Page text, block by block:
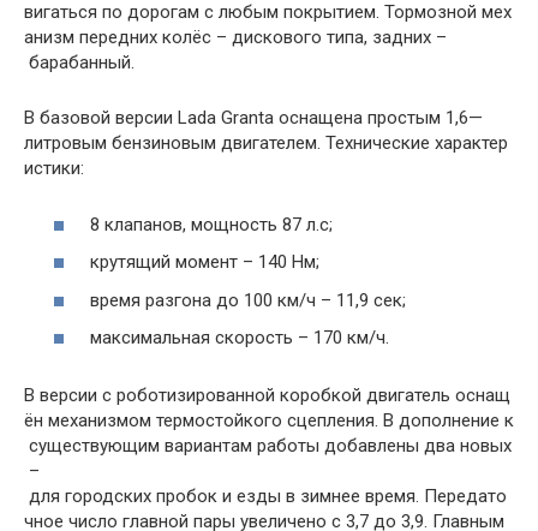
вигаться по дорогам с любым покрытием. Тормозной мех
анизм передних колёс – дискового типа, задних –
барабанный.
В базовой версии Lada Granta оснащена простым 1,6—
литровым бензиновым двигателем. Технические характер
истики:
8 клапанов, мощность 87 л.с;
крутящий момент – 140 Нм;
время разгона до 100 км/ч – 11,9 сек;
максимальная скорость – 170 км/ч.
В версии с роботизированной коробкой двигатель оснащ
ён механизмом термостойкого сцепления. В дополнение к
существующим вариантам работы добавлены два новых
–
для городских пробок и езды в зимнее время. Передато
чное число главной пары увеличено с 3,7 до 3,9. Главным